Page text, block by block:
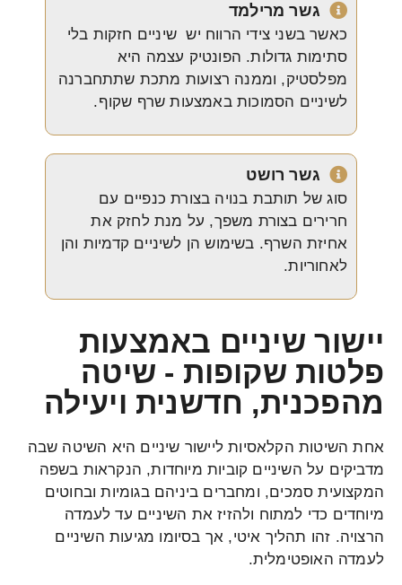
גשר מרילמד
כאשר בשני צידי הרווח יש שיניים חזקות בלי
סתימות גדולות. הפונטיק עצמה היא
מפלסטיק, וממנה רצועות מתכת שתתחברנה
לשיניים הסמוכות באמצעות שרף שקוף.
גשר רושט
סוג של תותבת בנויה בצורת כנפיים עם
חרירים בצורת משפך, על מנת לחזק את
אחיזת השרף. בשימוש הן לשיניים קדמיות והן
לאחוריות.
יישור שיניים באמצעות
פלטות שקופות - שיטה
מהפכנית, חדשנית ויעילה
אחת השיטות הקלאסיות ליישור שיניים היא השיטה שבה
מדביקים על השיניים קוביות מיוחדות, הנקראות בשפה
המקצועית סמכים, ומחברים ביניהם בגומיות ובחוטים
מיוחדים כדי למתוח ולהזיז את השיניים עד לעמדה
הרצויה. זהו תהליך איטי, אך בסיומו מגיעות השיניים
לעמדה האופטימלית.